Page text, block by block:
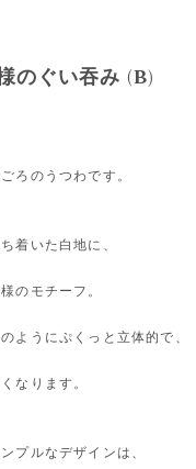
のぐい吞み (B)
ろのうつわです。
着いた白地に、
のモチーフ。
ようにぷくっと立体的で、
なります。
プルなデザインは、